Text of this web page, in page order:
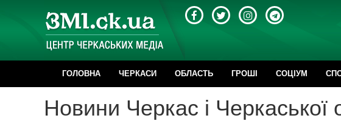
ГОЛОВНА ЧЕРКАСИ ОБЛАСТЬ ГРОШІ CОЦІУМ
Новини Черкас і Черкаської